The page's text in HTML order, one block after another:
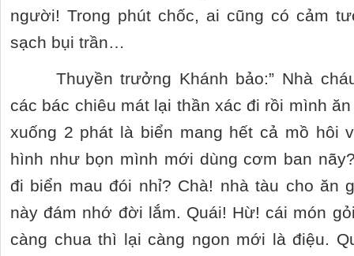
người! Trong phút chốc, ai cũng có cảm
sạch bụi trần…
Thuyền trưởng Khánh bảo:” Nhà
các bác chiêu mát lại thần xác đi rồi mình
xuống 2 phát là biển mang hết cả mồ hôi
hình như bọn mình mới dùng cơm ban
đi biển mau đói nhỉ? Chà! nhà tàu cho ăn
này đám nhớ đời lắm. Quái! Hừ! cái món
càng chua thì lại càng ngon mới là điệu.